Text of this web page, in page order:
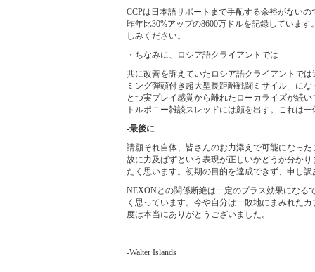
CCPは日本語サポートまで手配する余裕がない
昨年比30%アップの8600万ドルを記録していま
しみください。
・ちなみに、ロシア語クライアントでは
共に改善を訴えていたロシア語クライアントで
ミング弾頭付き超大型長距離戦闘ミサイル」に
とつ実プレイ感覚から離れたローカライズが続
トルポニー雑談スレッドには顔を出す。これは
-最後に
請願それ自体、皆さんのお力添えで可能になった
故に力及ばずという表現が正しいかどうか分か
たく思います。初期の目的を達成できず、申し訳
NEXONとの関係断絶は一定のプラス効果になる
く思っています。今や自分は一敗地にまみれた
度は本当にありがとうございました。
-Walter Islands